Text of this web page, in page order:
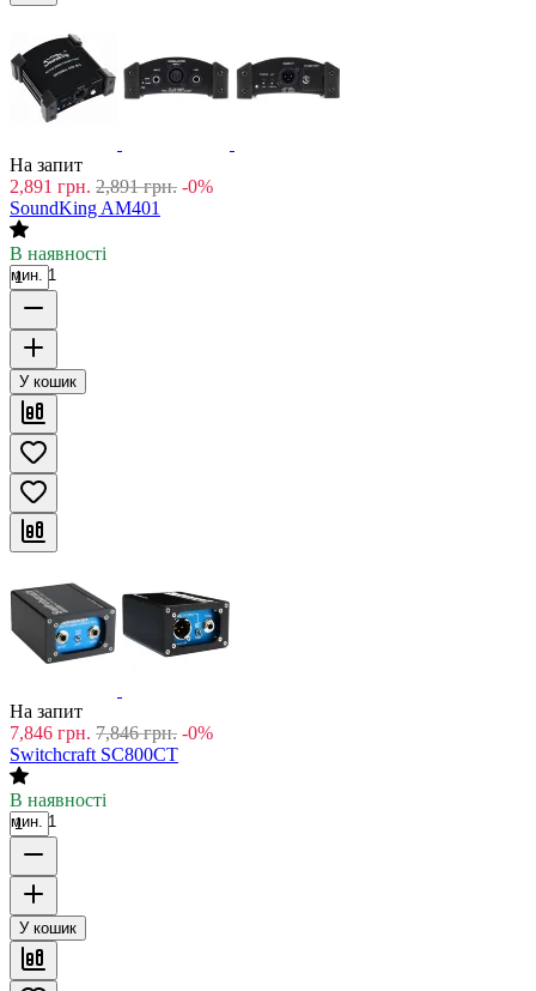
На запит
2,891 грн. 2,891 грн. -0%
SoundKing AM401
В наявності
мин. 1
У кошик
На запит
7,846 грн. 7,846 грн. -0%
Switchcraft SC800CT
В наявності
мин. 1
У кошик